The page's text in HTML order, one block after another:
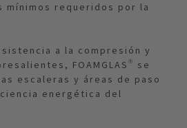
mínimos requeridos por la
a la compresión y
FOAMGLAS® se
escaleras y áreas de paso
energética del